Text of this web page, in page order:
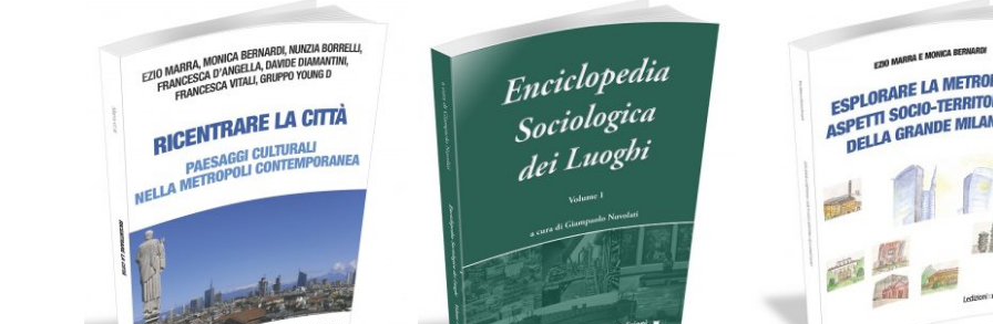
CartaceoeBook in PDF
Select options
eBook in ePub
eBook in PDF
0,00 € 40,00
Select options
CartaceoeBook in
0,00€ 22,00€